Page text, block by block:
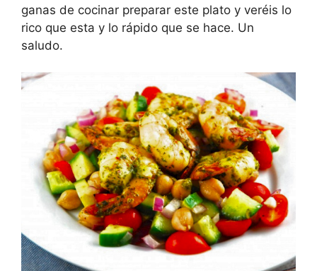
ganas de cocinar preparar este plato y veréis lo
rico que esta y lo rápido que se hace. Un
saludo.